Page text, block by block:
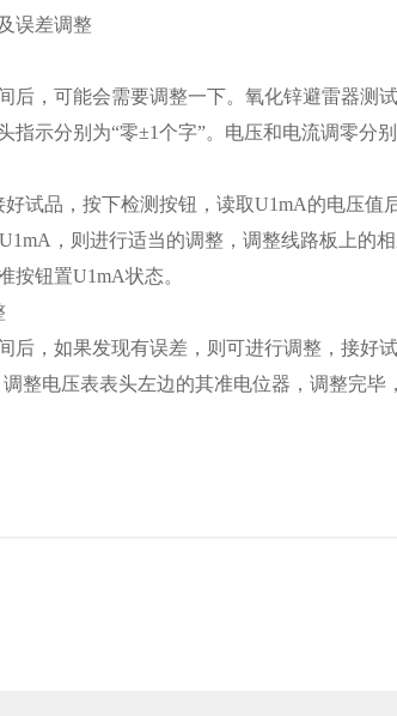
误差调整
，可能会需要调整一下。氧化锌避雷器测
示分别为“零±1个字”。电压和电流调零分别
品，按下检测按钮，读取U1mA的电压值
，则进行适当的调整，调整线路板上
按钮置U1mA状态。
，如果发现有误差，则可进行调整，接好
整电压表表头左边的其准电位器，调整完毕